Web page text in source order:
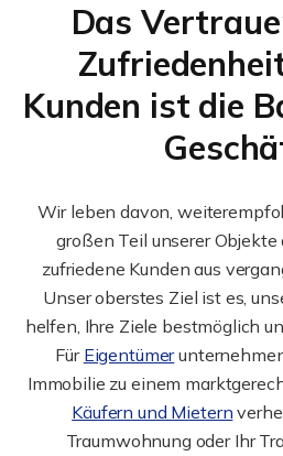
Das
Kunden ist die
Wir leben davon,
großen Teil unserer
zufriedene Kunden aus
Unser oberstes Ziel ist es,
helfen, Ihre Ziele bestmöglich
Für Eigentümer
Immobilie zu einem
Käufern und Mietern
Traumwohnung oder Ihr